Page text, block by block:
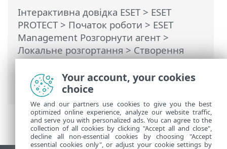
Інтерактивна довідка ESET> ESET
PROTECT> Початок роботи > ESET
Management Pозгорнути агент >
Локальне розгортання>Створення
інсталятора сценарію агента -
Linux/macOS> Розгортання агента в
Linux
Your account, your cookies
choice
We and our partners use cookies to give you the best
optimized online experience, analyze our website traffic,
and serve you with personalized ads. You can agree to the
collection of all cookies by clicking "Accept all and close",
decline all non-essential cookies by choosing "Accept
essential cookies only", or adjust your cookie settings by